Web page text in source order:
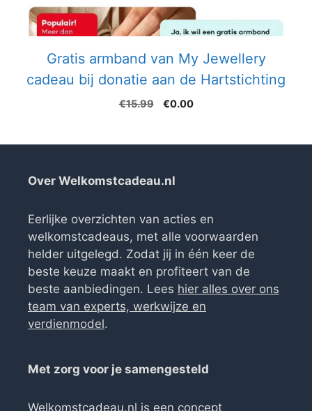
Gratis armband van My Jewellery
cadeau bij donatie aan de Hartstichting
€15.99
Oorspronkelijke
€15.99.
€0.00Huidige
€0.00.
Over Welkomstcadeau.nl
Eerlijke overzichten van acties en
welkomstcadeaus, met alle voorwaarden
helder uitgelegd. Zodat jij in één keer de
beste keuze maakt en profiteert van de
beste aanbiedingen. Lees hier alles over ons
team van experts, werkwijze en
verdienmodel.
Met zorg voor je samengesteld
Welkomstcadeau.nl is een concept